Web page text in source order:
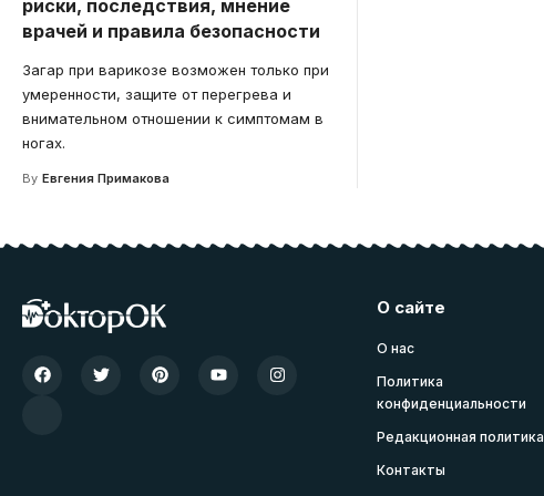
риски, последствия, мнение
врачей и правила безопасности
Загар при варикозе возможен только при
умеренности, защите от перегрева и
внимательном отношении к симптомам в
ногах.
By Евгения Примакова
О сайте
О нас
Политика
конфиденциальности
Редакционная политика
Контакты